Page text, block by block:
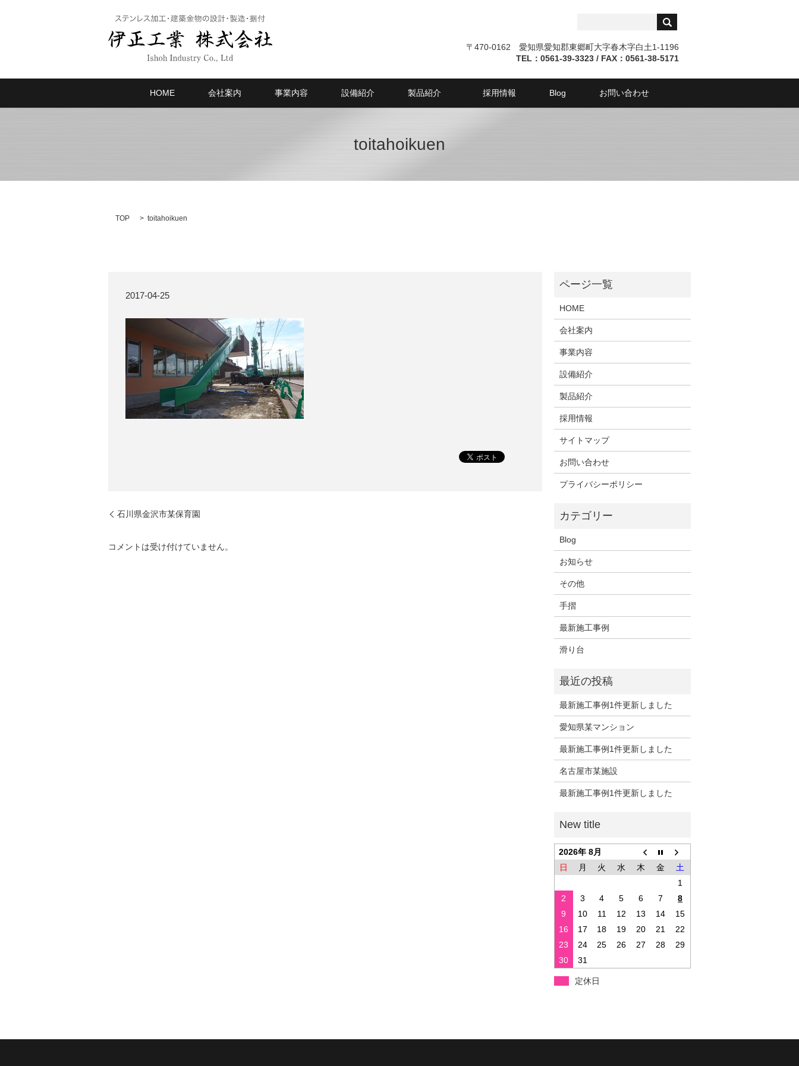
〒470-0162 愛知県愛知郡東郷町大字春木字白土1-1196
TEL：0561-39-3323 / FAX：0561-38-5171
HOME 会社案内 事業内容 設備紹介 製品紹介 採用情報 Blog お問い合わせ
toitahoikuen
TOP toitahoikuen
2017-04-25
石川県金沢市某保育園
コメントは受け付けていません。
HOME
会社案内
事業内容
設備紹介
製品紹介
採用情報
サイトマップ
お問い合わせ
プライバシーポリシー
Blog
お知らせ
その他
手摺
最新施工事例
滑り台
最新施工事例1件更新しました
愛知県某マンション
最新施工事例1件更新しました
名古屋市某施設
最新施工事例1件更新しました
2026年 8月
日
月 火 水 木 金
土
1
2
3 4 5 6 7
8
9
10 11 12 13 14
15
16
17 18 19 20 21
22
23
24 25 26 27 28
29
30
31
定休日